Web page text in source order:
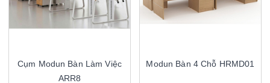
Cụm Modun Bàn Làm Việc
ARR8
Modun Bàn 4 Chỗ HRMD01